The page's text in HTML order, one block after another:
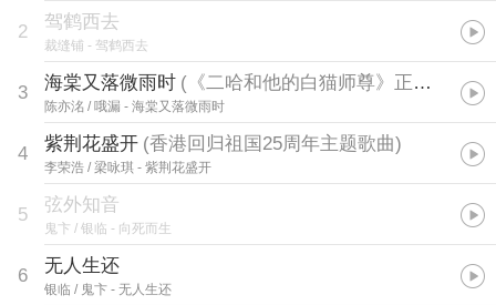
2 驾鹤西去
裁缝铺 - 驾鹤西去
3 海棠又落微雨时 ( 《二哈和他的白猫师尊》正版授权 )
陈亦洺 / 哦漏 - 海棠又落微雨时
4 紫荆花盛开 (香港回归祖国25周年主题歌曲)
李荣浩 / 梁咏琪 - 紫荆花盛开
5 弦外知音
鬼卞 / 银临 - 向死而生
6 无人生还
银临 / 鬼卞 - 无人生还